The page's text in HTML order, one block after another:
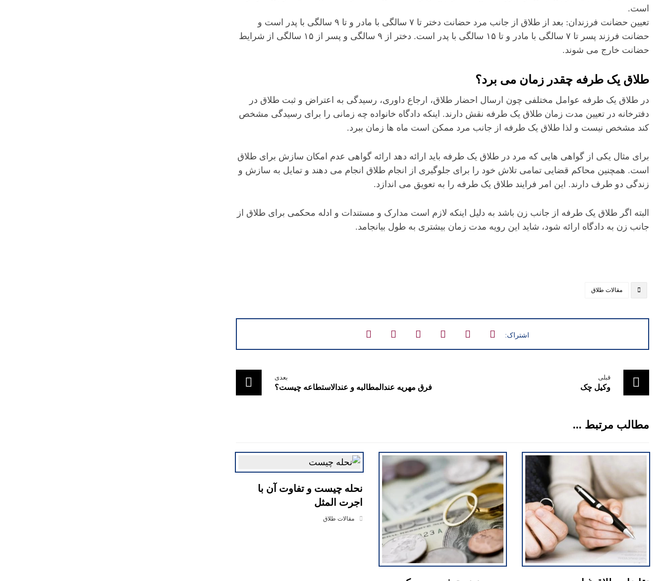
است.
تعیین حضانت فرزندان: بعد از طلاق از جانب مرد حضانت دختر تا ۷ سالگی با مادر و تا ۹ سالگی با پدر است و
حضانت فرزند پسر تا ۷ سالگی با مادر و تا ۱۵ سالگی با پدر است. دختر از ۹ سالگی و پسر از ۱۵ سالگی از شرایط
حضانت خارج می شوند.
طلاق یک طرفه چقدر زمان می برد؟
در طلاق یک طرفه عوامل مختلفی چون ارسال احضار طلاق، ارجاع داوری، رسیدگی به اعتراض و ثبت طلاق در
دفترخانه در تعیین مدت زمان طلاق یک طرفه نقش دارند. اینکه دادگاه خانواده چه زمانی را برای رسیدگی مشخص
کند مشخص نیست و لذا طلاق یک طرفه از جانب مرد ممکن است ماه ها زمان ببرد.
برای مثال یکی از گواهی هایی که مرد در طلاق یک طرفه باید ارائه دهد ارائه گواهی عدم امکان سازش برای طلاق
است. همچنین محاکم قضایی تمامی تلاش خود را برای جلوگیری از انجام طلاق انجام می دهند و تمایل به سازش و
زندگی دو طرف دارند. این امر فرایند طلاق یک طرفه را به تعویق می اندازد.
البته اگر طلاق یک طرفه از جانب زن باشد به دلیل اینکه لازم است مدارک و مستندات و ادله محکمی برای طلاق از
جانب زن به دادگاه ارائه شود، شاید این رویه مدت زمان بیشتری به طول بیانجامد.
مقالات طلاق
قبلی
وکیل چک
بعدی
فرق مهریه عندالمطالبه و عندالاستطاعه چیست؟
مطالب مرتبط ...
نحله چیست و تفاوت آن با
اجرت المثل
مقالات طلاق